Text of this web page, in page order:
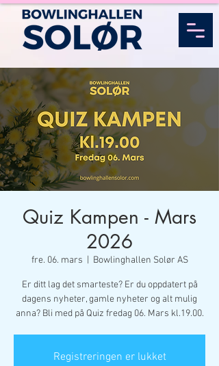
Quiz Kampen - Mars
2026
fre. 06. mars Bowlinghallen Solør AS
Er ditt lag det smarteste? Er du oppdatert på
dagens nyheter, gamle nyheter og alt mulig
anna? Bli med på Quiz fredag 06. Mars kl.19.00.
Registreringen er lukket